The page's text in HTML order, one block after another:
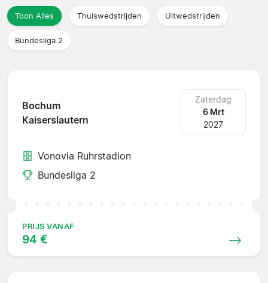
Toon Alles Thuiswedstrijden Uitwedstrijden
Bundesliga 2
Bochum
Kaiserslautern
Zaterdag
6 Mrt
2027
Vonovia Ruhrstadion
Bundesliga 2
PRIJS VANAF
94 €